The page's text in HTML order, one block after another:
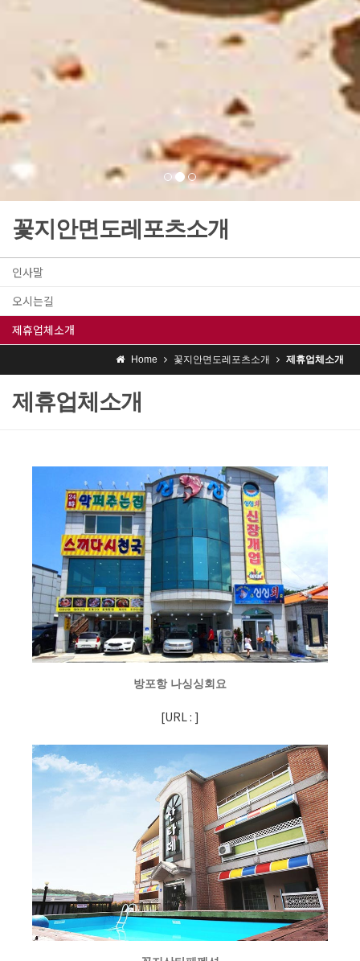
THIS MOMENT IS YOURS AND
MY MEMORIES
이순간이 너와 나의 추억
꽃지안면도레포츠소개
인사말
오시는길
제휴업체소개
Home 꽃지안면도레포츠소개 제휴업체소개
제휴업체소개
방포항 나싱싱회요
[URL : ]